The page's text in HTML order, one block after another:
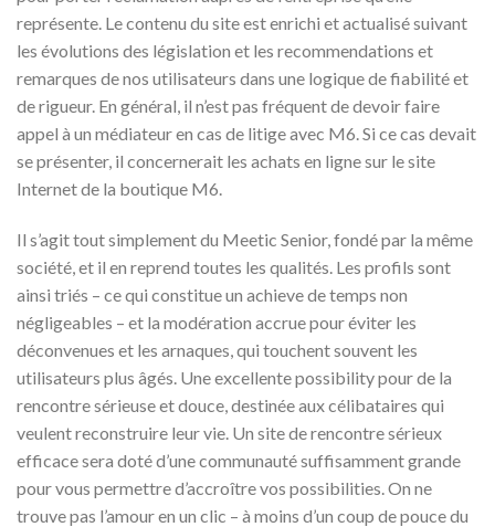
représente. Le contenu du site est enrichi et actualisé suivant
les évolutions des législation et les recommendations et
remarques de nos utilisateurs dans une logique de fiabilité et
de rigueur. En général, il n’est pas fréquent de devoir faire
appel à un médiateur en cas de litige avec M6. Si ce cas devait
se présenter, il concernerait les achats en ligne sur le site
Internet de la boutique M6.
Il s’agit tout simplement du Meetic Senior, fondé par la même
société, et il en reprend toutes les qualités. Les profils sont
ainsi triés – ce qui constitue un achieve de temps non
négligeables – et la modération accrue pour éviter les
déconvenues et les arnaques, qui touchent souvent les
utilisateurs plus âgés. Une excellente possibility pour de la
rencontre sérieuse et douce, destinée aux célibataires qui
veulent reconstruire leur vie. Un site de rencontre sérieux
efficace sera doté d’une communauté suffisamment grande
pour vous permettre d’accroître vos possibilities. On ne
trouve pas l’amour en un clic – à moins d’un coup de pouce du